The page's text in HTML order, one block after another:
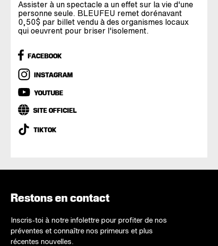
Assister à un spectacle a un effet sur la vie d'une
personne seule. BLEUFEU remet dorénavant
0,50$ par billet vendu à des organismes locaux
qui oeuvrent pour briser l'isolement.
FACEBOOK
INSTAGRAM
YOUTUBE
SITE OFFICIEL
TIKTOK
Restons en contact
Inscris-toi à notre infolettre pour profiter de nos
préventes et connaître nos primeurs et plus
récentes nouvelles.